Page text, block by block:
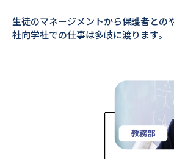
生徒のマネージメントから保護者との
社向学社での仕事は多岐に渡ります。